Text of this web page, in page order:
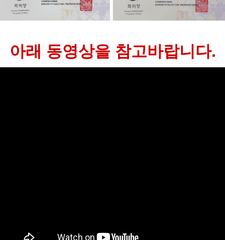
아래 동영상을 참고바랍니다.